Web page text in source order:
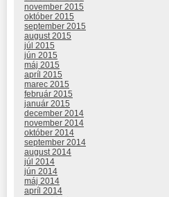
november 2015
október 2015
september 2015
august 2015
júl 2015
jún 2015
máj 2015
apríl 2015
marec 2015
február 2015
január 2015
december 2014
november 2014
október 2014
september 2014
august 2014
júl 2014
jún 2014
máj 2014
apríl 2014